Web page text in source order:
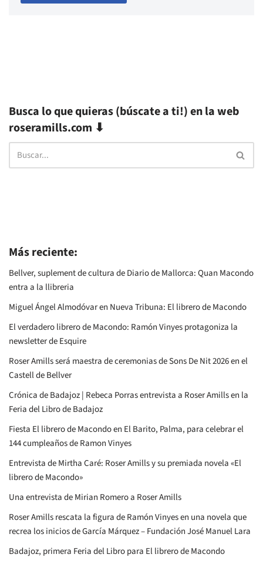
Busca lo que quieras (búscate a ti!) en la web
roseramills.com ⬇
Más reciente:
Bellver, suplement de cultura de Diario de Mallorca: Quan Macondo
entra a la llibreria
Miguel Ángel Almodóvar en Nueva Tribuna: El librero de Macondo
El verdadero librero de Macondo: Ramón Vinyes protagoniza la
newsletter de Esquire
Roser Amills será maestra de ceremonias de Sons De Nit 2026 en el
Castell de Bellver
Crónica de Badajoz | Rebeca Porras entrevista a Roser Amills en la
Feria del Libro de Badajoz
Fiesta El librero de Macondo en El Barito, Palma, para celebrar el
144 cumpleaños de Ramon Vinyes
Entrevista de Mirtha Caré: Roser Amills y su premiada novela «El
librero de Macondo»
Una entrevista de Mirian Romero a Roser Amills
Roser Amills rescata la figura de Ramón Vinyes en una novela que
recrea los inicios de García Márquez – Fundación José Manuel Lara
Badajoz, primera Feria del Libro para El librero de Macondo